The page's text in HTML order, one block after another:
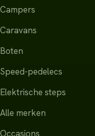
Campers
Caravans
Boten
Speed-pedelecs
Elektrische steps
Alle merken
Occasions